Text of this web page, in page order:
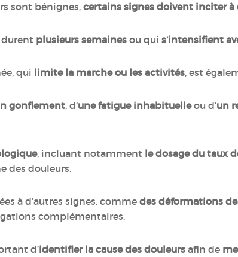
sont bénignes, certains signes doivent inciter
durent plusieurs semaines ou qui s’intensifient
qui limite la marche ou les activités, est
gonflement, d’une fatigue inhabituelleou d’un
, incluant notamment le dosage du taux
des douleurs.
à d’autres signes, comme des déformations
complémentaires.
d’identifier la cause des douleurs afin de